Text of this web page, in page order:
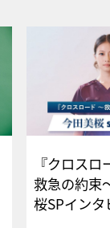
『クロス
救急の約束
桜SPイ